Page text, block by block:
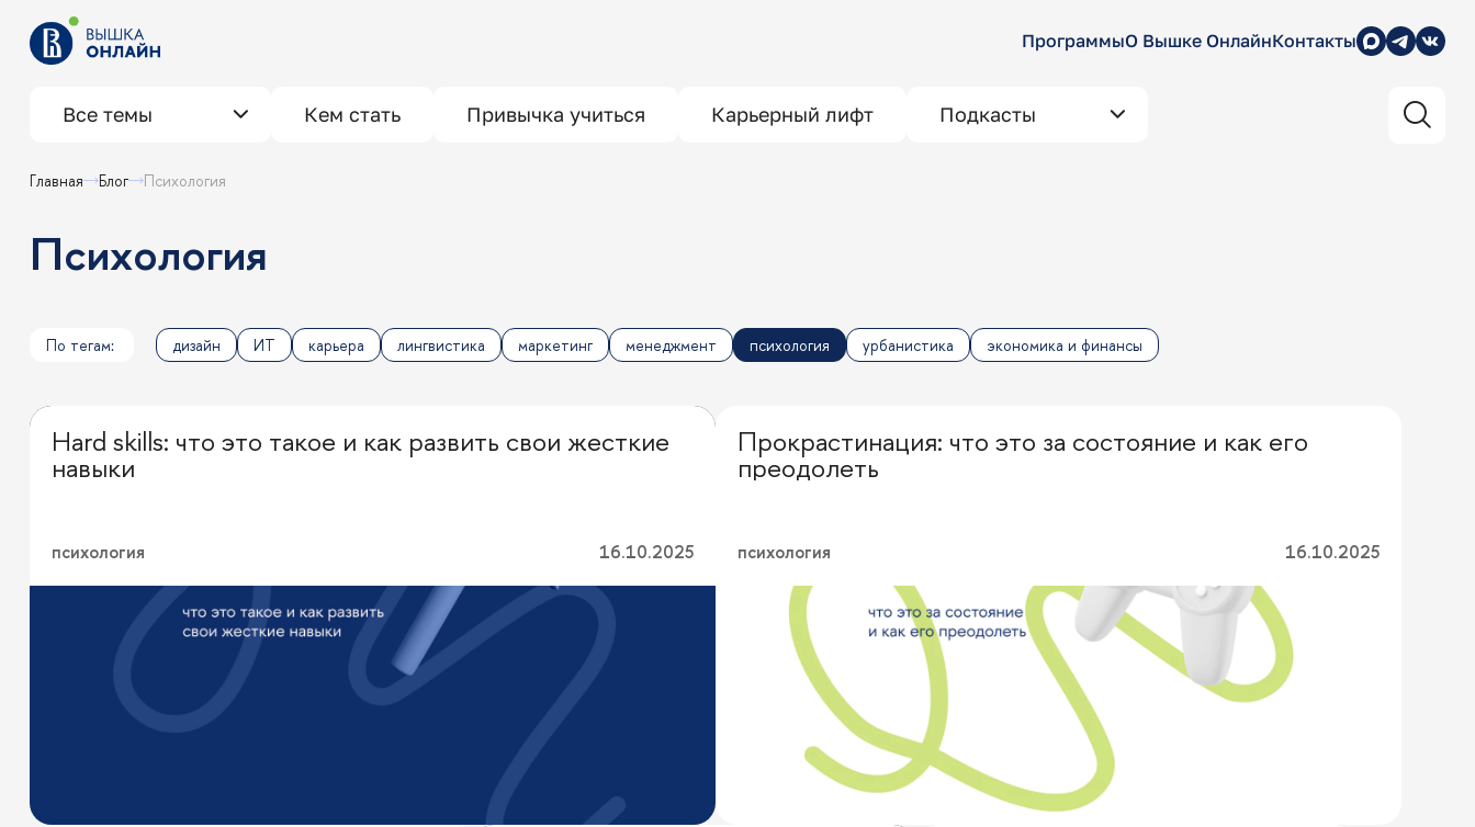
ПрограммыО Вышке ОнлайнКонтакты
Все темы Кем стать Привычка учиться Карьерный лифт Подкасты
Главная Блог психология
психология
По тегам: дизайн ИТ карьера лингвистика маркетинг менеджмент психология урбанистика экономика и финансы
Карьерный лифт
Hard skills: что это такое и как развить свои жесткие
навыки
психология 16.10.2025
Личная эффективность
Прокрастинация: что это за состояние и как его
преодолеть
психология 16.10.2025